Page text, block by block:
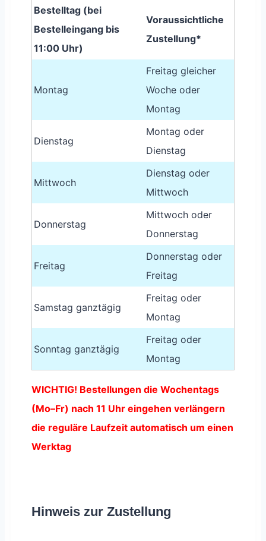
Bestelltag (bei
Bestelleingang bis
11:00 Uhr)
Voraussichtliche
Zustellung*
Montag
Freitag gleicher
Woche oder
Montag
Dienstag
Montag oder
Dienstag
Mittwoch
Dienstag oder
Mittwoch
Donnerstag
Mittwoch oder
Donnerstag
Freitag
Donnerstag oder
Freitag
Samstag ganztägig
Freitag oder
Montag
Sonntag ganztägig
Freitag oder
Montag
WICHTIG! Bestellungen die Wochentags
(Mo–Fr) nach 11 Uhr eingehen verlängern
die reguläre Laufzeit automatisch um einen
Werktag
Hinweis zur Zustellung